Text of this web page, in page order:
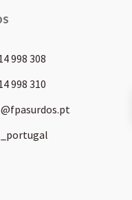
998 308
998 310